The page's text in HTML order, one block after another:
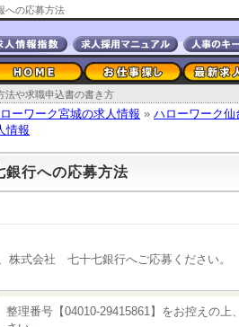
への応募方法
や求職申込書の書き方
ーワーク宮城の求人情報 » ハローワーク仙
情報
行への応募方法
株式会社 七十七銀行へご応募ください。
整理番号【04010-29415861】をお控えの